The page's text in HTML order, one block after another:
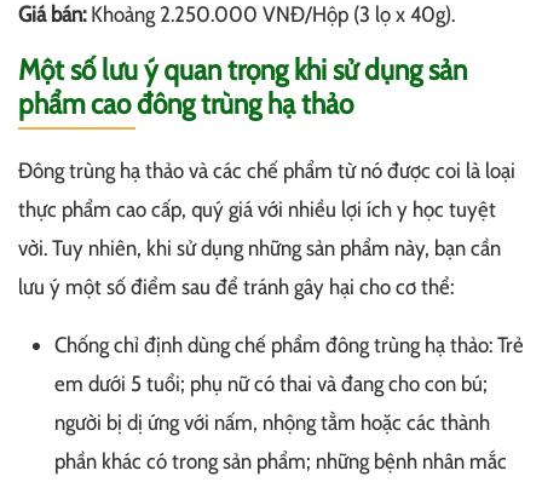
Giá bán:Khoảng 2.250.000 VNĐ/Hộp (3 lọ x 40g).
Một số lưu ý quan trọng khi sử dụng sản
phẩm cao đông trùng hạ thảo
Đông trùng hạ thảo và các chế phẩm từ nó được coi là loại
thực phẩm cao cấp, quý giá với nhiều lợi ích y học tuyệt
vời. Tuy nhiên, khi sử dụng những sản phẩm này, bạn cần
lưu ý một số điểm sau để tránh gây hại cho cơ thể:
Chống chỉ định dùng chế phẩm đông trùng hạ thảo: Trẻ
em dưới 5 tuổi; phụ nữ có thai và đang cho con bú;
người bị dị ứng với nấm, nhộng tằm hoặc các thành
phần khác có trong sản phẩm; những bệnh nhân mắc